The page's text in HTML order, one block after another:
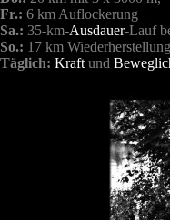
Fr.: 6 km Auflockerung
Sa.: 35-km-Ausdauer-Lauf
So.: 17 km
Täglich: Kraft und